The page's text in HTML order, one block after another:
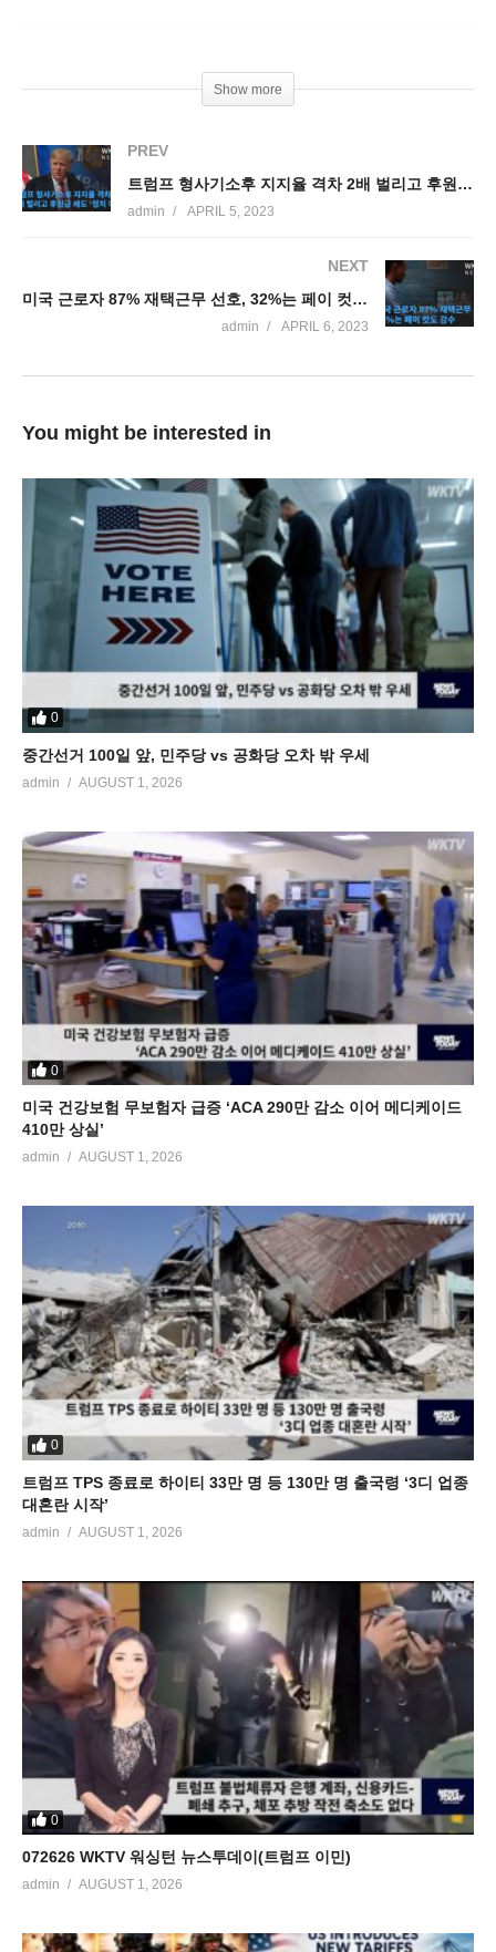
Show more
PREV
트럼프 형사기소후 지지율 격차 2배 벌리고 후원금 쇄도 ‘정치 이익’
admin APRIL 5, 2023
NEXT
미국 근로자 87% 재택근무 선호, 32%는 페이 컷도 감수
admin APRIL 6, 2023
You might be interested in
0
중간선거 100일 앞, 민주당 vs 공화당 오차 밖 우세
admin AUGUST 1, 2026
0
미국 건강보험 무보험자 급증 ‘ACA 290만 감소 이어 메디케이드
410만 상실’
admin AUGUST 1, 2026
0
트럼프 TPS 종료로 하이티 33만 명 등 130만 명 출국령 ‘3디 업종
대혼란 시작’
admin AUGUST 1, 2026
0
072626 WKTV 워싱턴 뉴스투데이(트럼프 이민)
admin AUGUST 1, 2026